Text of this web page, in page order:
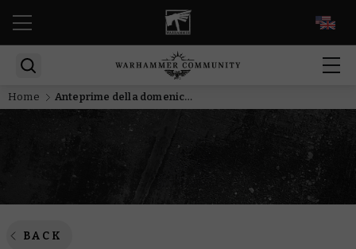
Home Anteprime della domenica: la magia scuote i Reami Mortali
BACK